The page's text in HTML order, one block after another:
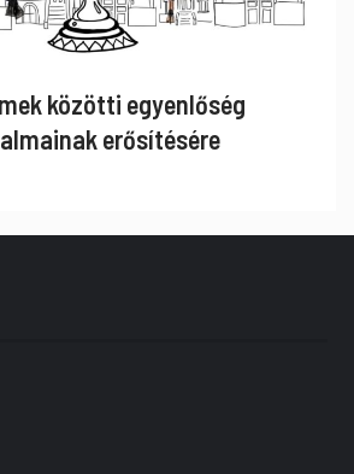
közötti egyenlőség
erősítésére